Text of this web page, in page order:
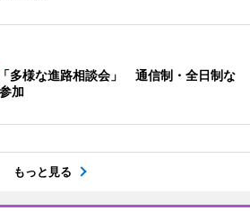
多様な進路相談会」 通信制・全日制な
参加
もっと見る